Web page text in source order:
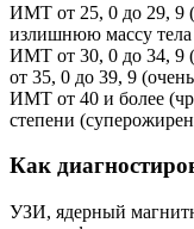
ИМТ от 25, 0 до 29, 9
излишнюю массу
ИМТ от 30, 0 до 34, 9
от 35, 0 до 39, 9
ИМТ от 40 и более
степени
Как
УЗИ, ядерный